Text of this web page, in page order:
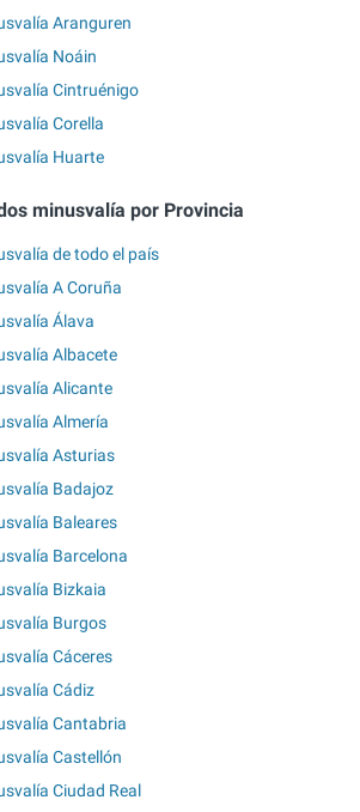
Aranguren
Noáin
Cintruénigo
Corella
Huarte
minusvalía por Provincia
de todo el país
A Coruña
Álava
Albacete
Alicante
Almería
Asturias
Badajoz
Baleares
Barcelona
Bizkaia
Burgos
Cáceres
Cádiz
Cantabria
Castellón
Ciudad Real